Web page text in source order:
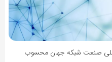
صنعت شبکه جهان محسوب